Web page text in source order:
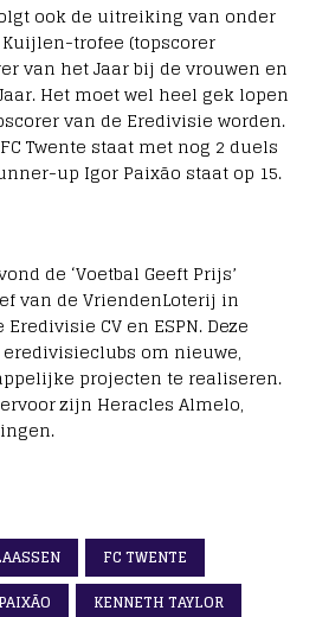
ook de uitreiking van onder
trofee (topscorer
van het Jaar bij de vrouwen en
Het moet wel heel gek lopen
van de Eredivisie worden.
Twente staat met nog 2 duels
up Igor Paixão staat op 15.
de ‘Voetbal Geeft Prijs’
van de VriendenLoterij in
CV en ESPN. Deze
om nieuwe,
projecten te realiseren.
zijn Heracles Almelo,
FC TWENTE
KENNETH TAYLOR